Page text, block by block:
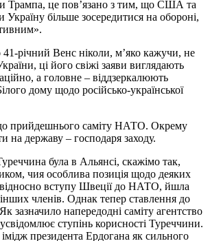
Трампа, це пов’язано з тим, що США та
більше зосередитися на обороні,
річний Венс ніколи, м’яко кажучи, не
ці його свіжі заяви виглядають
а головне – віддзеркалюють
дому щодо російсько-української
прийдешнього саміту НАТО. Окрему
на державу – господаря заходу.
була в Альянсі, скажімо так,
чия особлива позиція щодо деяких
вступу Швеції до НАТО, йшла
інших членів. Однак тепер ставлення до
зазначило напередодні саміту агентство
ступінь корисності Туреччини.
президента Ердогана як сильного